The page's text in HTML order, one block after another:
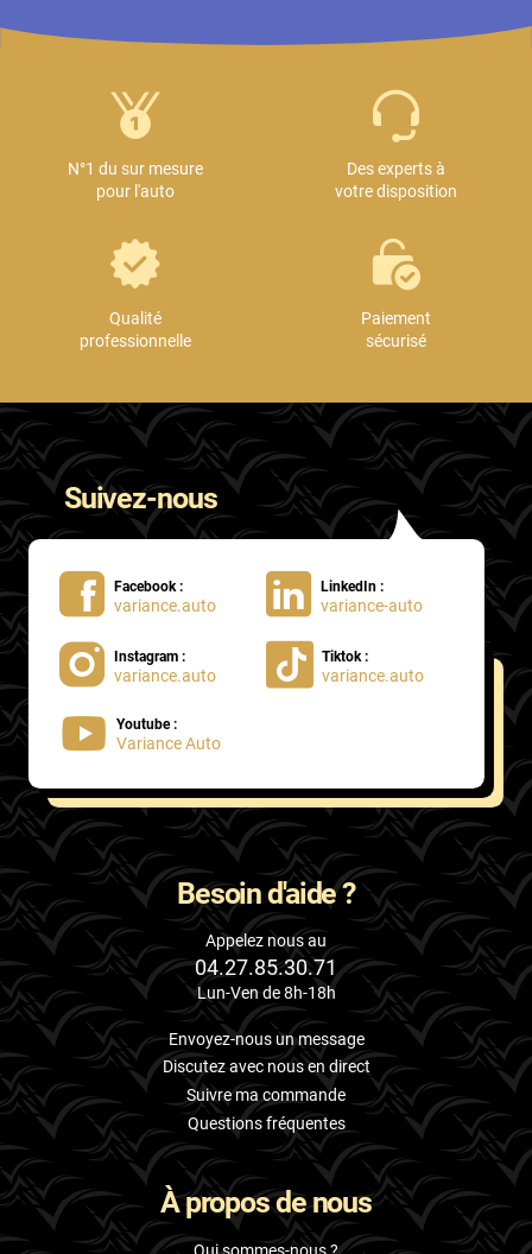
N°1 du sur mesure
pour l'auto
Des experts à
votre disposition
Qualité
professionnelle
Paiement
sécurisé
Suivez-nous
Facebook :
variance.auto
LinkedIn :
variance-auto
Instagram :
variance.auto
Tiktok :
variance.auto
Youtube :
Variance Auto
Besoin d'aide ?
Appelez nous au
04.27.85.30.71
Lun-Ven de 8h-18h
Envoyez-nous un message
Discutez avec nous en direct
Suivre ma commande
Questions fréquentes
À propos de nous
Qui sommes-nous ?